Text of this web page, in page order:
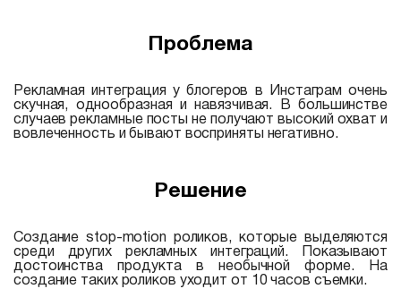
Проблема
Рекламная интеграция у блогеров в Инстаграм очень
скучная, однообразная и навязчивая. В большинстве
случаев рекламные посты не получают высокий охват и
вовлеченность и бывают восприняты негативно.
Решение
Создание stop-motion роликов, которые выделяются
среди других рекламных интеграций. Показывают
достоинства продукта в необычной форме. На
создание таких роликов уходит от 10 часов съемки.